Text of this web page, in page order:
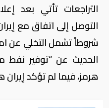
التراجعات تأتي بعد
التوصل إلى اتفاق مع
شروطاً تشمل التخلي عن
الحديث عن “توفير
هرمز، فيما لم تؤكد